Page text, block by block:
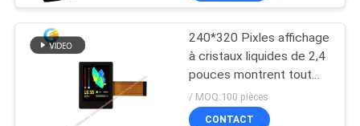
240*320 Pixles affichage
à cristaux liquides de 2,4
pouces montrent tout
l'angle de visualisation
avec I2C TP
/ MOQ:100 pièces
CONTACT